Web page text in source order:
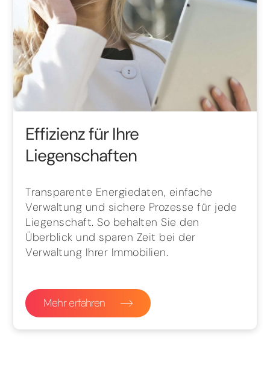
Effizienz für Ihre
Liegenschaften
Transparente Energiedaten, einfache
Verwaltung und sichere Prozesse für jede
Liegenschaft. So behalten Sie den
Überblick und sparen Zeit bei der
Verwaltung Ihrer Immobilien.
Mehr erfahren